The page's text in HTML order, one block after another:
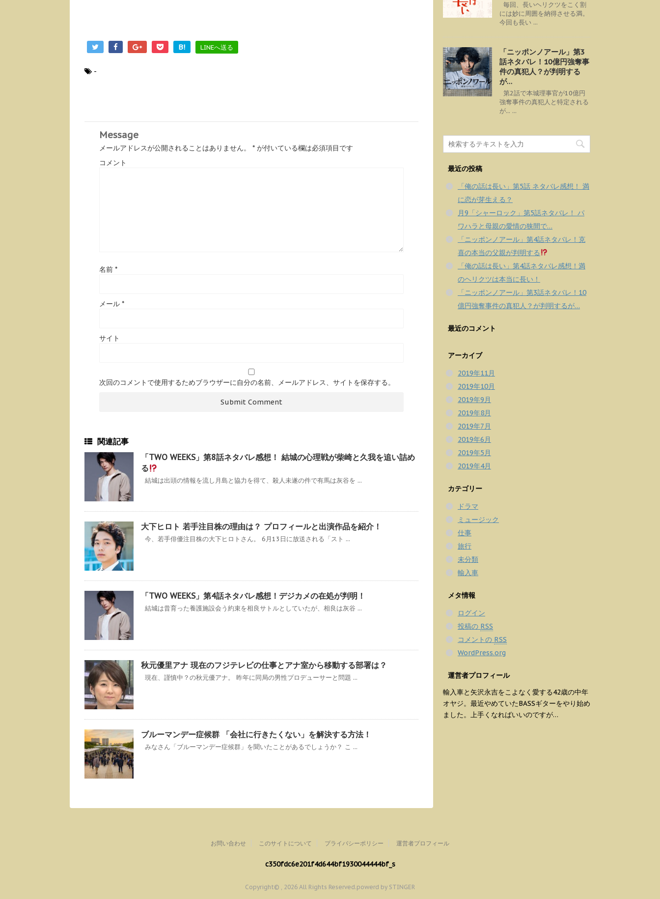
B! LINEへ送る
-
Message
メールアドレスが公開されることはありません。 * が付いている欄は必須項目です
コメント
名前 *
メール *
サイト
次回のコメントで使用するためブラウザーに自分の名前、メールアドレス、サイトを保存する。
関連記事
「TWO WEEKS」第8話ネタバレ感想！ 結城の心理戦が柴崎と久我を追い詰め
る
結城は出頭の情報を流し月島と協力を得て、殺人未遂の件で有馬は灰谷を ...
大下ヒロト 若手注目株の理由は？ プロフィールと出演作品を紹介！
今、若手俳優注目株の大下ヒロトさん。 6月13日に放送される「スト ...
「TWO WEEKS」第4話ネタバレ感想！デジカメの在処が判明！
結城は昔育った養護施設会う約束を相良サトルとしていたが、相良は灰谷 ...
秋元優里アナ 現在のフジテレビの仕事とアナ室から移動する部署は？
現在、謹慎中？の秋元優アナ。 昨年に同局の男性プロデューサーと問題 ...
ブルーマンデー症候群 「会社に行きたくない」を解決する方法！
みなさん「ブルーマンデー症候群」を聞いたことがあるでしょうか？ こ ...
毎回、長いヘリクツをこく割
には妙に周囲を納得させる満。
今回も長い ...
「ニッポンノアール」第3
話ネタバレ！10億円強奪事
件の真犯人？が判明する
が…
第2話で本城理事官が10億円
強奪事件の真犯人と特定される
が... ...
最近の投稿
「俺の話は長い」第5話 ネタバレ感想！ 満
に恋が芽生える？
月9「シャーロック」第5話ネタバレ！ パ
ワハラと母親の愛情の狭間で…
「ニッポンノアール」第4話ネタバレ！克
喜の本当の父親が判明する
「俺の話は長い」第4話ネタバレ感想！満
のヘリクツは本当に長い！
「ニッポンノアール」第3話ネタバレ！10
億円強奪事件の真犯人？が判明するが…
最近のコメント
アーカイブ
2019年11月
2019年10月
2019年9月
2019年8月
2019年7月
2019年6月
2019年5月
2019年4月
カテゴリー
ドラマ
ミュージック
仕事
旅行
未分類
輸入車
メタ情報
ログイン
投稿の RSS
コメントの RSS
WordPress.org
運営者プロフィール
輸入車と矢沢永吉をこよなく愛する42歳の中年
オヤジ。最近やめていたBASSギターをやり始め
ました。上手くなればいいのですが…
お問い合わせ このサイトについて プライバシーポリシー 運営者プロフィール
c350fdc6e201f4d644bf1930044444bf_s
Copyright© , 2026 All Rights Reserved.powerd by STINGER